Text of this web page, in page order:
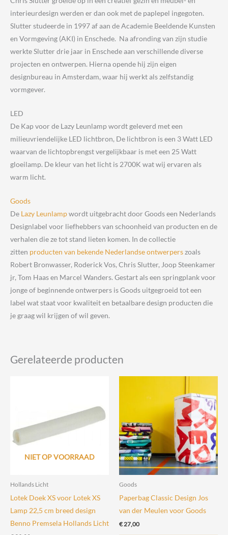
interieurdesign werden er dan ook met de paplepel ingegoten.
Slutter studeerde in 1997 af aan de Academie Beeldende Kunsten
en Vormgeving (AKI) in Enschede. Na afronding van zijn studie
werkte Slutter drie jaar in Enschede aan verschillende diverse
projecten en ontwerpen. Hierna opende hij zijn eigen
designbureau in Amsterdam, waar hij werkt als zelfstandig
vormgever.
LED
De Kap voor de Lazy Leunlamp wordt geleverd met een
milieuvriendelijke LED lichtbron, De lichtbron is een 3 Watt LED
waarvan de lichtopbrengst vergelijkbaar is met een 25 Watt
gloeilamp. De kleur van het licht is 2700K wat wij ervaren als
warm licht.
Goods
De Lazy Leunlampwordt uitgebracht door Goods een Nederlands
Designlabel voor liefhebbers van schoonheid van producten en de
verhalen die ze tot stand lieten komen. In de collectie
zitten producten van bekende Nederlandse ontwerperszoals
Robert Bronwasser, Roderick Vos, Chris Slutter, Joop Steenkamer
jr, Tom Haas en Marcel Wanders. Gestart als een springplank voor
jonge of beginnende ontwerpers is Goods uitgegroeid tot een
label wat staat voor kwaliteit en betaalbare design producten die
je graag wil krijgen of wil geven.
Gerelateerde producten
NIET OP VOORRAAD
Hollands Licht
Lotek Doek XS voor Lotek XS
Lamp 22,5 cm breed design
Benno Premsela Hollands Licht
Goods
Paperbag Classic Design Jos
van der Meulen voor Goods
€27,00